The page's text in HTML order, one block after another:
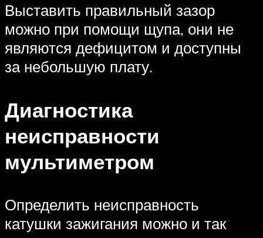
Выставить правильный зазор
можно при помощи щупа, они не
являются дефицитом и доступны
за небольшую плату.
Диагностика
неисправности
мультиметром
Определить неисправность
катушки зажигания можно и так